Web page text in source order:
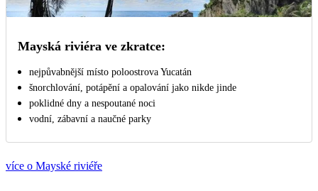
Mayská riviéra ve zkratce:
nejpůvabnější místo poloostrova Yucatán
šnorchlování, potápění a opalování jako nikde jinde
poklidné dny a nespoutané noci
vodní, zábavní a naučné parky
více o Mayské riviéře